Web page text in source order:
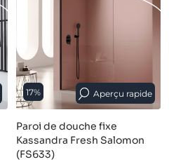
17% Aperçu rapide
Paroi de douche fixe
Kassandra Fresh Salomon
(FS633)